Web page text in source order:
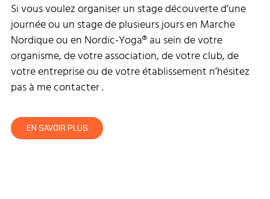
Si vous voulez organiser un stage découverte d’une
journée ou un stage de plusieurs jours en Marche
Nordique ou en Nordic-Yoga® au sein de votre
organisme, de votre association, de votre club, de
votre entreprise ou de votre établissement n’hésitez
pas à me contacter .
EN SAVOIR PLUS